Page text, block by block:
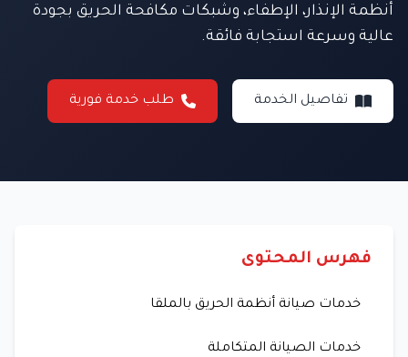
أنظمة الإنذار، الإطفاء، وشبكات مكافحة الحريق بجودة
عالية وسرعة استجابة فائقة.
تفاصيل الخدمة طلب خدمة فورية
فهرس المحتوى
خدمات صيانة أنظمة الحريق بالملقا
خدمات الصيانة المتكاملة